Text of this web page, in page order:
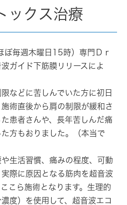
ックス治療
ぼ毎週木曜日15時）専門Ｄｒ
ガイド下筋膜リリースによ
などに苦しんでいた方に初日
術直後から肩の制限が緩和さ
患者さんや、長年苦しんだ痛
方もおりました。（本当で
生活習慣、痛みの程度、可動
際に原因となる筋肉を超音波
こら施術となります。生理的
度）を使用して、超音波エコ